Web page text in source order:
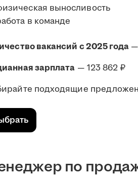
выносливость
в команде
вакансий с 2025 года
зарплата — 123 862 ₽
подходящие
по